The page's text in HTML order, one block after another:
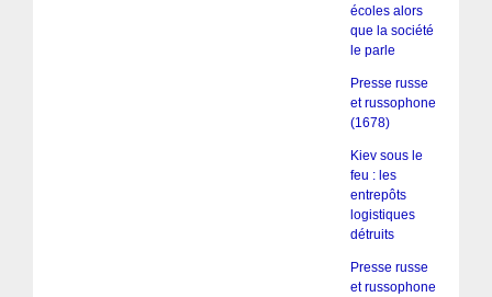
écoles alors
que la société
le parle
Presse russe
et russophone
(1678)
Kiev sous le
feu : les
entrepôts
logistiques
détruits
Presse russe
et russophone